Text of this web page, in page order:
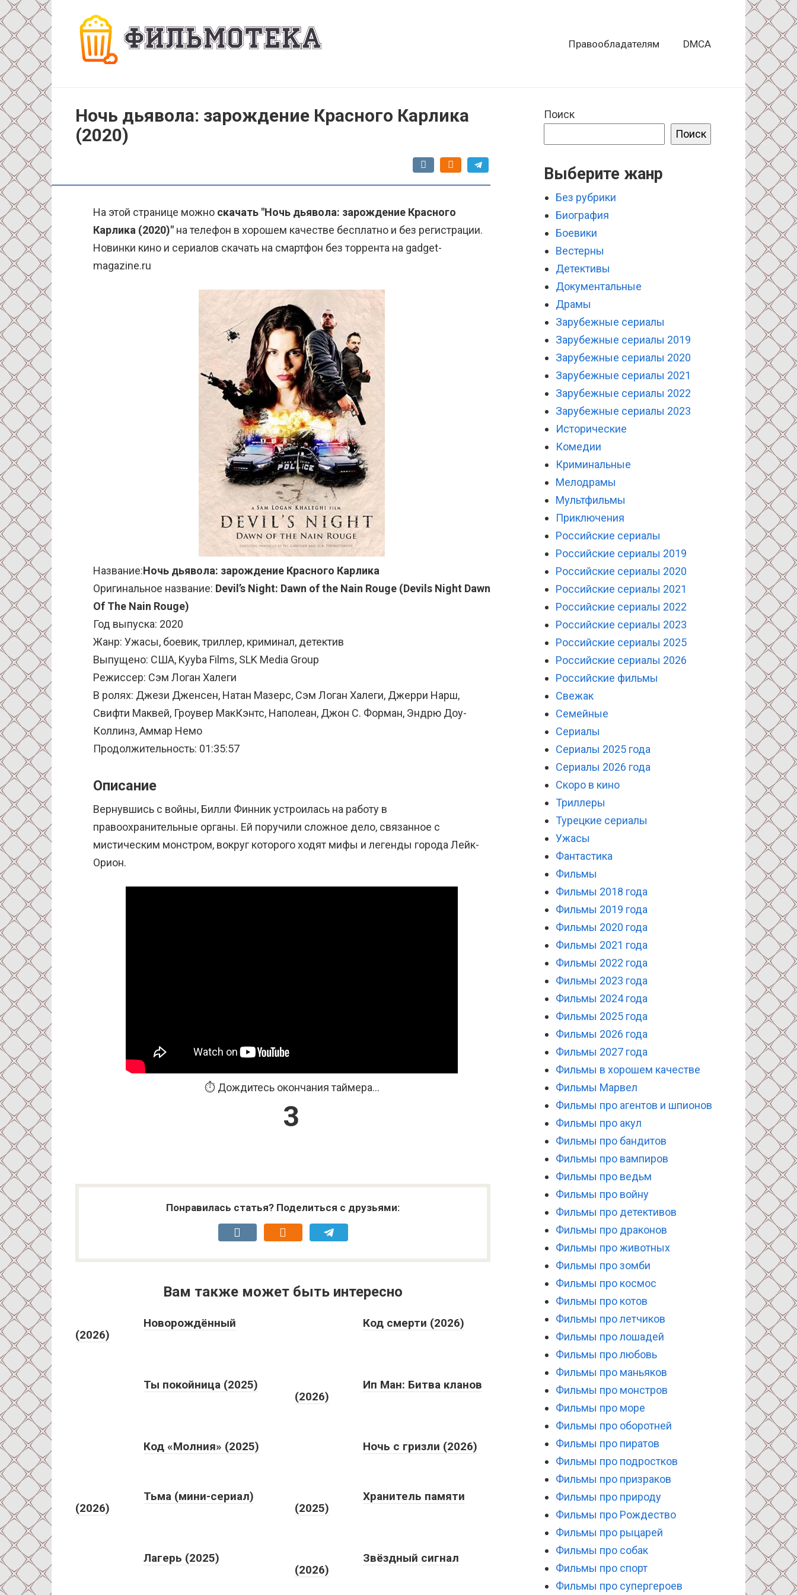
Перейти
к
контенту
Правообладателям DMCA
Ночь дьявола: зарождение Красного Карлика
(2020)
На этой странице можно скачать "Ночь дьявола: зарождение Красного
Карлика (2020)" на телефон в хорошем качестве бесплатно и без регистрации.
Новинки кино и сериалов скачать на смартфон без торрента на gadget-
magazine.ru
Название:Ночь дьявола: зарождение Красного Карлика
Оригинальное название: Devil’s Night: Dawn of the Nain Rouge (Devils Night Dawn
Of The Nain Rouge)
Год выпуска: 2020
Жанр: Ужасы, боевик, триллер, криминал, детектив
Выпущено: США, Kyyba Films, SLK Media Group
Режиссер: Сэм Логан Халеги
В ролях: Джези Дженсен, Натан Мазерс, Сэм Логан Халеги, Джерри Нарш,
Свифти Маквей, Гроувер МакКэнтс, Наполеан, Джон С. Форман, Эндрю Доу-
Коллинз, Аммар Немо
Продолжительность: 01:35:57
Описание
Вернувшись с войны, Билли Финник устроилась на работу в
правоохранительные органы. Ей поручили сложное дело, связанное с
мистическим монстром, вокруг которого ходят мифы и легенды города Лейк-
Орион.
⏱️ Дождитесь окончания таймера...
2
Понравилась статья? Поделиться с друзьями:
Вам также может быть интересно
Новорождённый
(2026)
Код смерти (2026)
Ты покойница (2025)
Ип Ман: Битва кланов
(2026)
Код «Молния» (2025) Ночь с гризли (2026)
Тьма (мини-сериал)
(2026)
Хранитель памяти
(2025)
Лагерь (2025)
Звёздный сигнал
(2026)
Поиск
Поиск
Выберите жанр
Без рубрики
Биография
Боевики
Вестерны
Детективы
Документальные
Драмы
Зарубежные сериалы
Зарубежные сериалы 2019
Зарубежные сериалы 2020
Зарубежные сериалы 2021
Зарубежные сериалы 2022
Зарубежные сериалы 2023
Исторические
Комедии
Криминальные
Мелодрамы
Мультфильмы
Приключения
Российские сериалы
Российские сериалы 2019
Российские сериалы 2020
Российские сериалы 2021
Российские сериалы 2022
Российские сериалы 2023
Российские сериалы 2025
Российские сериалы 2026
Российские фильмы
Свежак
Семейные
Сериалы
Сериалы 2025 года
Сериалы 2026 года
Скоро в кино
Триллеры
Турецкие сериалы
Ужасы
Фантастика
Фильмы
Фильмы 2018 года
Фильмы 2019 года
Фильмы 2020 года
Фильмы 2021 года
Фильмы 2022 года
Фильмы 2023 года
Фильмы 2024 года
Фильмы 2025 года
Фильмы 2026 года
Фильмы 2027 года
Фильмы в хорошем качестве
Фильмы Марвел
Фильмы про агентов и шпионов
Фильмы про акул
Фильмы про бандитов
Фильмы про вампиров
Фильмы про ведьм
Фильмы про войну
Фильмы про детективов
Фильмы про драконов
Фильмы про животных
Фильмы про зомби
Фильмы про космос
Фильмы про котов
Фильмы про летчиков
Фильмы про лошадей
Фильмы про любовь
Фильмы про маньяков
Фильмы про монстров
Фильмы про море
Фильмы про оборотней
Фильмы про пиратов
Фильмы про подростков
Фильмы про призраков
Фильмы про природу
Фильмы про Рождество
Фильмы про рыцарей
Фильмы про собак
Фильмы про спорт
Фильмы про супергероев